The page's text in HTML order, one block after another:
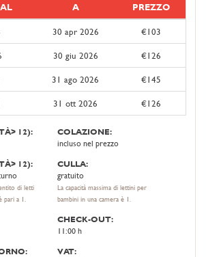
A
PREZZO
30 apr 2026
€103
30 giu 2026
€126
31 ago 2026
€145
31 ott 2026 €126
12):
COLAZIONE:
incluso nel prezzo
12):
di letti
pari a 1.
CULLA:
gratuito
La capacità massima di lettini per
bambini in una camera è 1.
CHECK-OUT:
11:00 h
VAT: